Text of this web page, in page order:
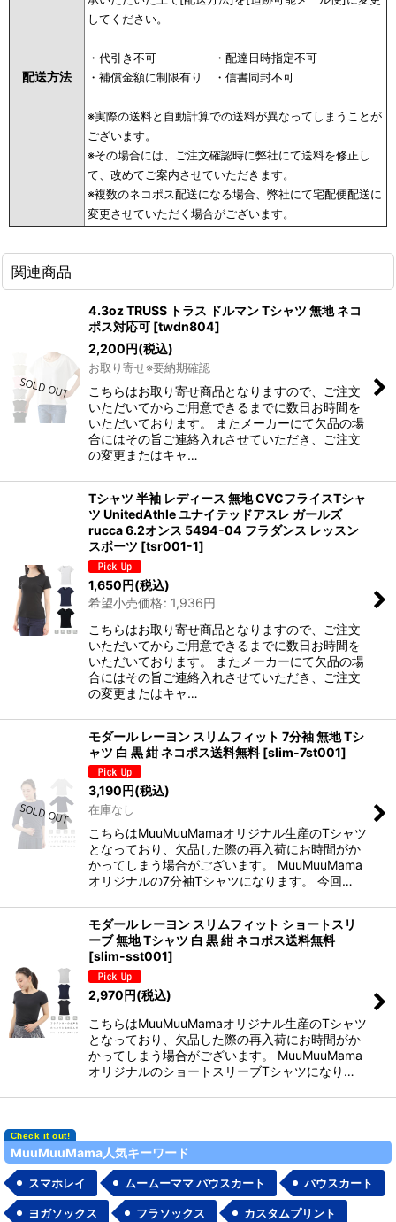
配送方法
してください。
・代引き不可 ・配達日時指定不可
・補償金額に制限有り ・信書同封不可
※実際の送料と自動計算での送料が異なってしまうことが
ございます。
※その場合には、ご注文確認時に弊社にて送料を修正し
て、改めてご案内させていただきます。
※複数のネコポス配送になる場合、弊社にて宅配便配送に
変更させていただく場合がございます。
関連商品
4.3oz TRUSS トラス ドルマン Tシャツ 無地 ネコ
ポス対応可 [twdn804]
2,200円(税込)
お取り寄せ※要納期確認
こちらはお取り寄せ商品となりますので、ご注文
いただいてからご用意できるまでに数日お時間を
いただいております。 またメーカーにて欠品の場
合にはその旨ご連絡入れさせていただき、ご注文
の変更またはキャ…
Tシャツ 半袖 レディース 無地 CVCフライスTシャ
ツ UnitedAthle ユナイテッドアスレ ガールズ
rucca 6.2オンス 5494-04 フラダンス レッスン
スポーツ [tsr001-1]
1,650円(税込)
希望小売価格: 1,936円
こちらはお取り寄せ商品となりますので、ご注文
いただいてからご用意できるまでに数日お時間を
いただいております。 またメーカーにて欠品の場
合にはその旨ご連絡入れさせていただき、ご注文
の変更またはキャ…
モダール レーヨン スリムフィット 7分袖 無地 Tシ
ャツ 白 黒 紺 ネコポス送料無料 [slim-7st001]
3,190円(税込)
在庫なし
こちらはMuuMuuMamaオリジナル生産のTシャツ
となっており、欠品した際の再入荷にお時間がか
かってしまう場合がございます。 MuuMuuMama
オリジナルの7分袖Tシャツになります。 今回…
モダール レーヨン スリムフィット ショートスリ
ーブ 無地 Tシャツ 白 黒 紺 ネコポス送料無料
[slim-sst001]
2,970円(税込)
こちらはMuuMuuMamaオリジナル生産のTシャツ
となっており、欠品した際の再入荷にお時間がか
かってしまう場合がございます。 MuuMuuMama
オリジナルのショートスリーブTシャツになり…
MuuMuuMama人気キーワード
スマホレイ ムームーママ パウスカート パウスカート
ヨガソックス フラソックス カスタムプリント